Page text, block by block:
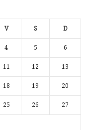
V S D
4 5 6
11 12 13
18 19 20
25 26 27